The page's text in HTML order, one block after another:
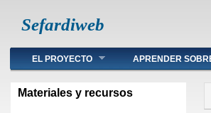
Sefardiweb
Main menu
EL PROYECTO APRENDER
Materiales y recursos